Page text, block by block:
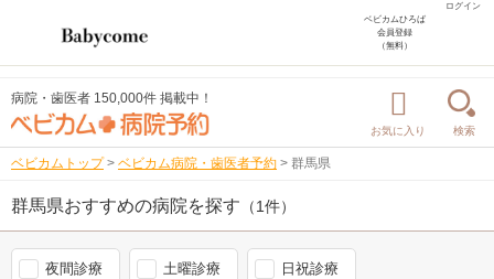
ログイン
ベビカムひろば
会員登録
（無料）
病院・歯医者 150,000件 掲載中！
お気に入り 検索
ベビカムトップ > ベビカム病院・歯医者予約 > 群馬県
群馬県おすすめの病院を探す （1件）
夜間診療 土曜診療 日祝診療